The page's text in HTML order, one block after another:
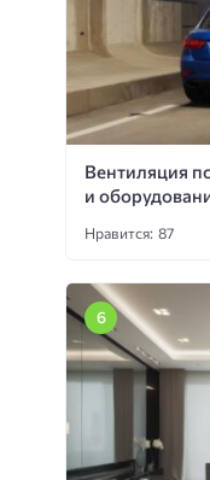
Вентиляция
и
Нравится: 87